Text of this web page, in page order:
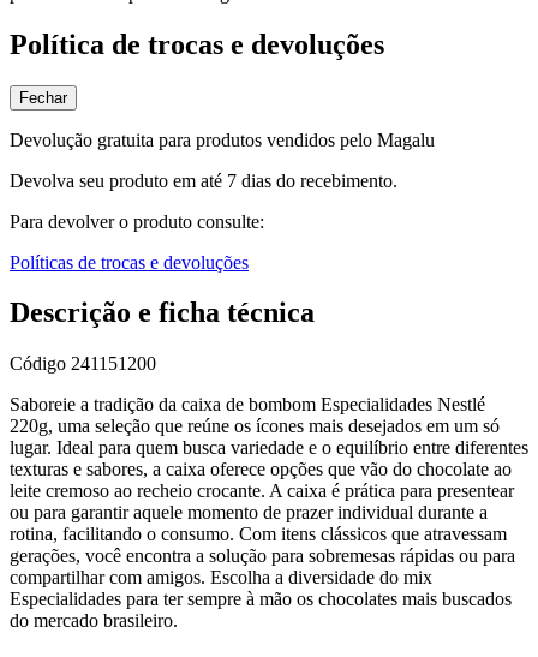
Política de trocas e devoluções
Fechar
Devolução gratuita para produtos vendidos pelo Magalu
Devolva seu produto em até 7 dias do recebimento.
Para devolver o produto consulte:
Políticas de trocas e devoluções
Descrição e ficha técnica
Código 241151200
Saboreie a tradição da caixa de bombom Especialidades Nestlé
220g, uma seleção que reúne os ícones mais desejados em um só
lugar. Ideal para quem busca variedade e o equilíbrio entre diferentes
texturas e sabores, a caixa oferece opções que vão do chocolate ao
leite cremoso ao recheio crocante. A caixa é prática para presentear
ou para garantir aquele momento de prazer individual durante a
rotina, facilitando o consumo. Com itens clássicos que atravessam
gerações, você encontra a solução para sobremesas rápidas ou para
compartilhar com amigos. Escolha a diversidade do mix
Especialidades para ter sempre à mão os chocolates mais buscados
do mercado brasileiro.